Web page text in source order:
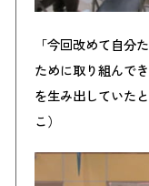
「今回改めて自分
ために取り組んで
を生み出していた
こ）